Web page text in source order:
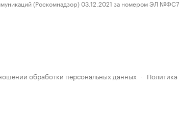
(Роскомнадзор) 03.12.2021 за номером ЭЛ
обработки персональных данных ·